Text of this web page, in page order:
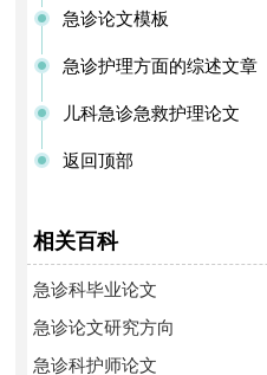
急诊论文模板
急诊护理方面的综述文章
儿科急诊急救护理论文
返回顶部
相关百科
急诊科毕业论文
急诊论文研究方向
急诊科护师论文